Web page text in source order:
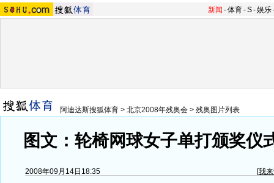
新闻 -体育-S-娱乐
阿迪达斯搜狐体育 > 北京2008年残奥会 > 残奥图片列表
图文：轮椅网球女子单打颁奖仪
2008年09月14日18:35 [我